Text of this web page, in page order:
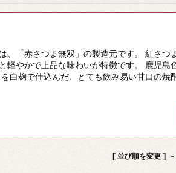
、「赤さつま無双」の製造元です。 紅さつ
軽やかで上品な味わいが特徴です。 鹿児島
白麹で仕込んだ、とても飲み易い甘口の焼
[ 並び順を変更 ] -